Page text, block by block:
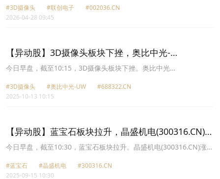
中光W(688322.CN)跌2.62%报76.93元，五方光电(002962.CN)跌
2.06%报16.62元，欧菲光(002456.CN)跌1.91%报8.73元，晶方科技
#3D摄像头 #联创电子
#002036.CN
2026-04-28 09:45
【异动股】3D摄像头板块下挫，奥比中光-
UW(688322.CN)跌6.57%
今日早盘，截至10:15，3D摄像头板块下挫。奥比中光
报57.59元，水晶光电(002273.CN)跌5.15%报25.61元，欧菲光
(002456.CN)跌3.59%报12.37元，联创电子(002036.CN)跌3.40%报
15.11元。
#3D摄像头 #奥比中光-UW
#688322.CN
2025-10-13 10:15
【异动股】蓝宝石板块拉升，晶盛机电(300316.CN)涨
13.28%
今日早盘，截至10:30，蓝宝石板块拉升。晶盛机电(300316.CN)涨
股份(600330.CN)涨4.67%报11.2元，东尼电子(603595.CN)涨4.40%
报26.12元，蓝思科技(300433.CN)涨4.14%报30.71元，水晶光电
#蓝宝石 #晶盛机电
#300316.CN
2025-09-15 10:30